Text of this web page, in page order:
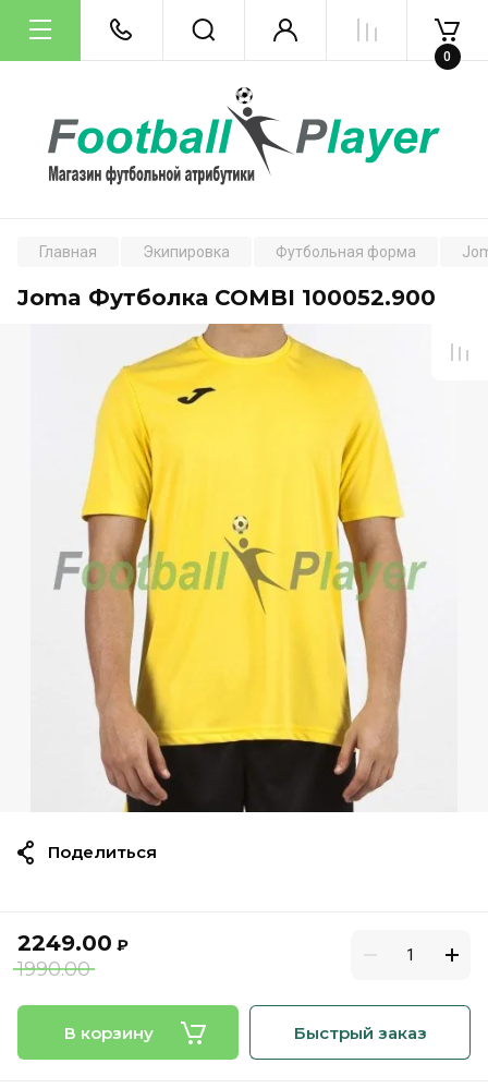
0
Главная Экипировка Футбольная форма
Joma Футболка COMBI 100052.900
2249.00 ₽
1990.00
В корзину Быстрый заказ
Поделиться